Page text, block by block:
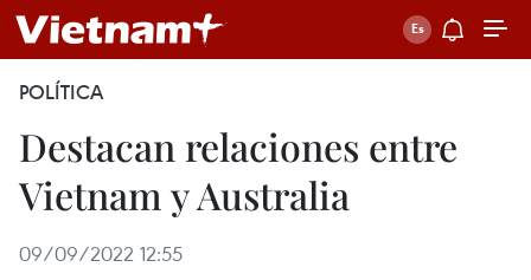
POLÍTICA
Destacan relaciones entre
Vietnam y Australia
09/09/2022 12:55